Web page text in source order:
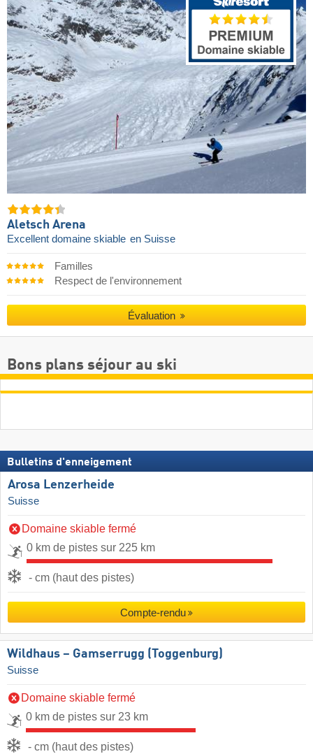
Aletsch Arena
Excellent domaine skiable en Suisse
Familles
Respect de l'environnement
Évaluation
Bons plans séjour au ski
Bulletins d'enneigement
Arosa Lenzerheide
Suisse
Domaine skiable fermé
0 km de pistes sur 225 km
- cm (haut des pistes)
Compte-rendu
Wildhaus – Gamserrugg (Toggenburg)
Suisse
Domaine skiable fermé
0 km de pistes sur 23 km
- cm (haut des pistes)